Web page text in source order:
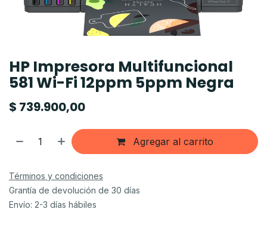
HP Impresora Multifuncional
581 Wi-Fi 12ppm 5ppm Negra
$ 739.900,00
Agregar al carrito
Términos y condiciones
Grantía de devolución de 30 días
Envío: 2-3 días hábiles